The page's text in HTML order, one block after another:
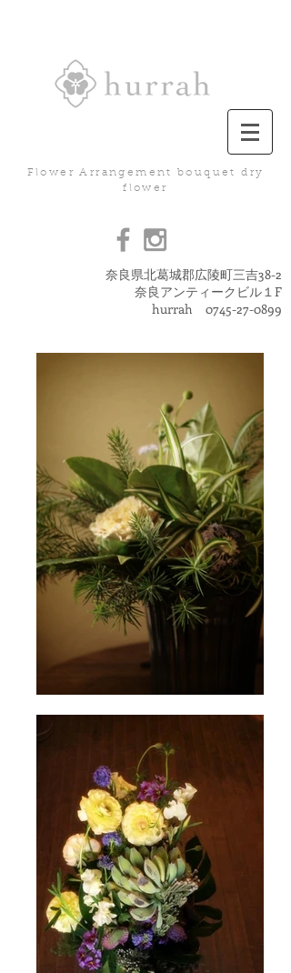
Flower Arrangement bouquet dry
flower
奈良県北葛城郡広陵町三吉38-2
奈良アンティークビル１F
hurrah 0745-27-0899